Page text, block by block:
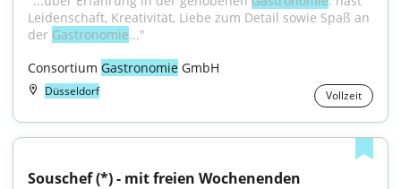
Leidenschaft, Kreativität, Liebe zum Detail sowie Spaß an
der Gastronomie..."
Consortium Gastronomie GmbH
Düsseldorf Vollzeit
Souschef (*) - mit freien Wochenenden